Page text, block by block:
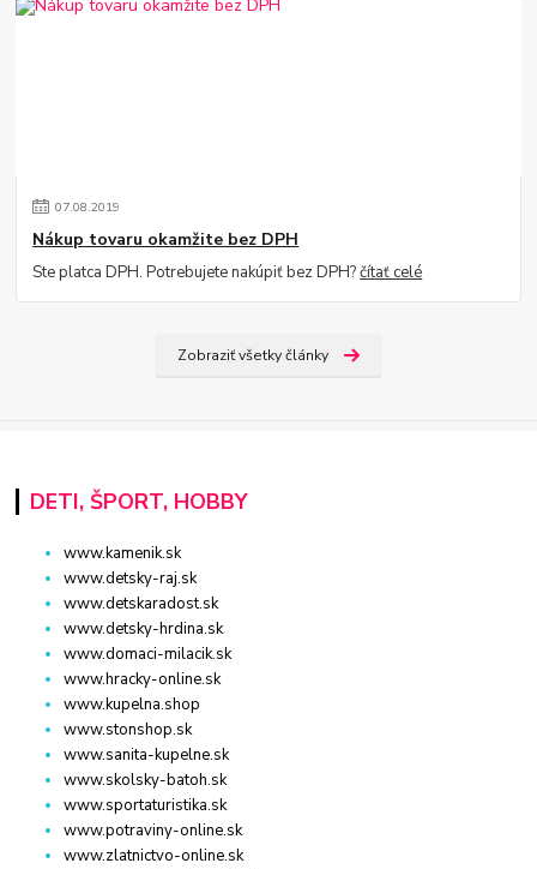
07.08.2019
Nákup tovaru okamžite bez DPH
Ste platca DPH. Potrebujete nakúpiť bez DPH?čítať celé
Zobraziť všetky články
DETI, ŠPORT, HOBBY
www.kamenik.sk
www.detsky-raj.sk
www.detskaradost.sk
www.detsky-hrdina.sk
www.domaci-milacik.sk
www.hracky-online.sk
www.kupelna.shop
www.stonshop.sk
www.sanita-kupelne.sk
www.skolsky-batoh.sk
www.sportaturistika.sk
www.potraviny-online.sk
www.zlatnictvo-online.sk